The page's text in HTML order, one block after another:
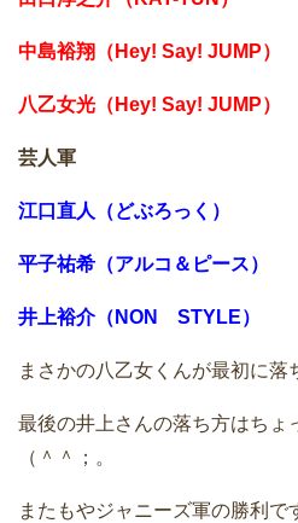
中島裕翔（Hey! Say! JUMP）
八乙女光（Hey! Say! JUMP）
芸人軍
江口直人（どぶろっく）
平子祐希（アルコ＆ピース）
井上裕介（NON STYLE）
まさかの八乙女くんが最初に落
最後の井上さんの落ち方はちょ
（＾＾；。
またもやジャニーズ軍の勝利で